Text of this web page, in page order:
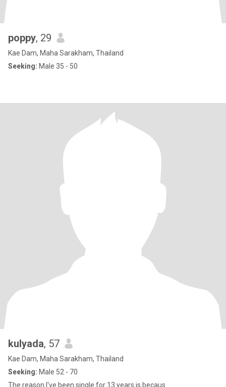
poppy, 29
Kae Dam, Maha Sarakham, Thailand
Seeking: Male 35 - 50
kulyada, 57
Kae Dam, Maha Sarakham, Thailand
Seeking: Male 52 - 70
The reason I've been single for 13 years is becaus